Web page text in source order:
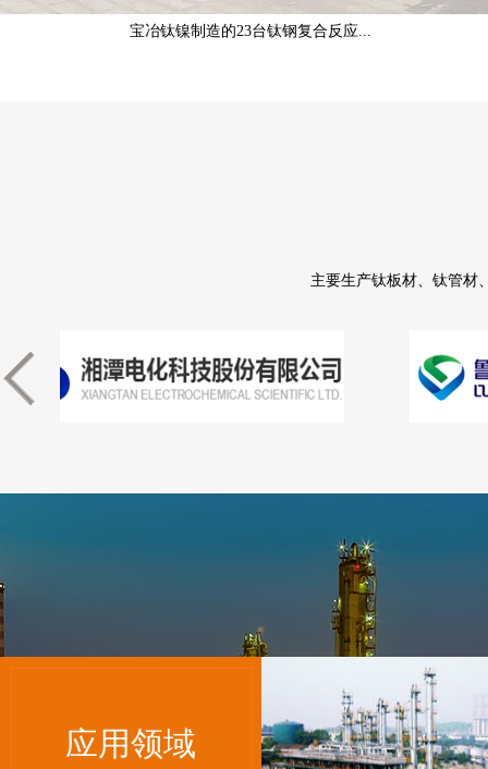
宝冶钛镍制造的23台钛钢复合反应...
主要生产钛板材、钛管材
应用领域